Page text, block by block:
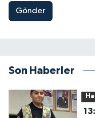
Gönder
Son Haberler